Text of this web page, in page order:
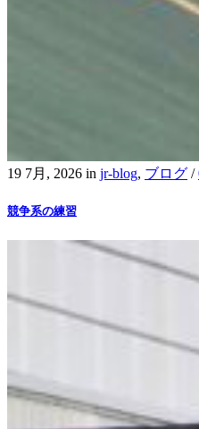
19 7月, 2026 in jr-blog, ブログ /
競争系の練習